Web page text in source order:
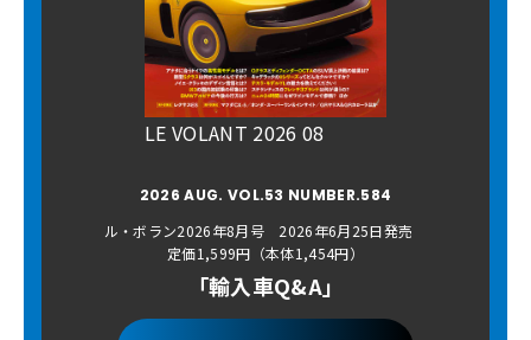
LE VOLANT 2026 08
2026 AUG. VOL.53 NUMBER.584
ル・ボラン2026年8月号 2026年6月25日発売
定価1,599円（本体1,454円）
「輸入車Q&A」